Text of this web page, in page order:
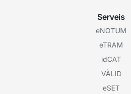
Serveis
eNOTUM
eTRAM
idCAT
VÀLID
eSET